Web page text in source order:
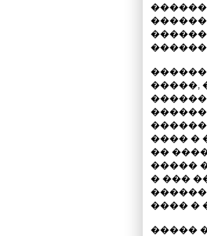
�����,
���� �
��
�����
� ���
���� �
�����